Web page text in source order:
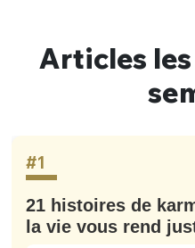
Articles
#1
21 histoires de
la vie vous rend